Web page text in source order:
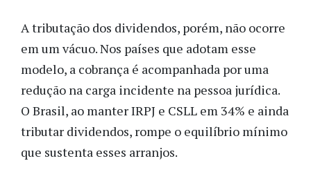
A tributação dos dividendos, porém, não ocorre
em um vácuo. Nos países que adotam esse
modelo, a cobrança é acompanhada por uma
redução na carga incidente na pessoa jurídica.
O Brasil, ao manter IRPJ e CSLL em 34% e ainda
tributar dividendos, rompe o equilíbrio mínimo
que sustenta esses arranjos.